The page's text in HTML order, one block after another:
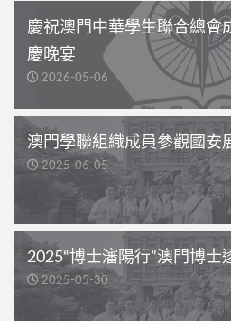
慶祝澳門中華學生聯合總會
慶晚宴
2026-05-06
澳門學聯組織成員參觀國安
2025-06-05
2025“博士瀋陽行”澳門博士
2025-05-30